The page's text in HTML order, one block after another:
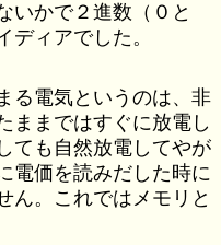
いかで２進数（０と
ディアでした。
る電気というのは、非
ままではすぐに放電し
ても自然放電してやが
電価を読みだした時に
ん。これではメモリと